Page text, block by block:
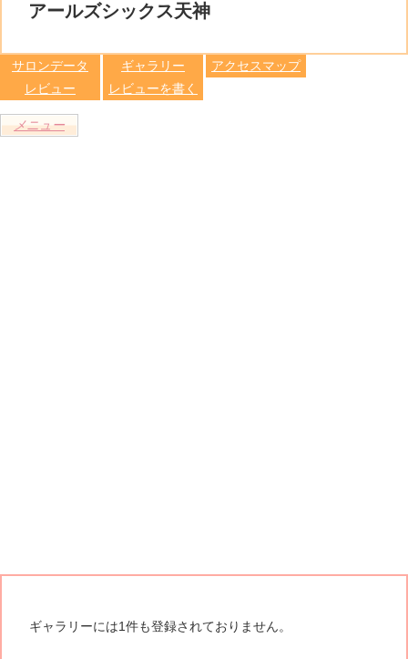
アールズシックス天神
サロンデータ ギャラリー
アクセスマップ
レビュー
レビューを書く
メニュー
ギャラリーには1件も登録されておりません。